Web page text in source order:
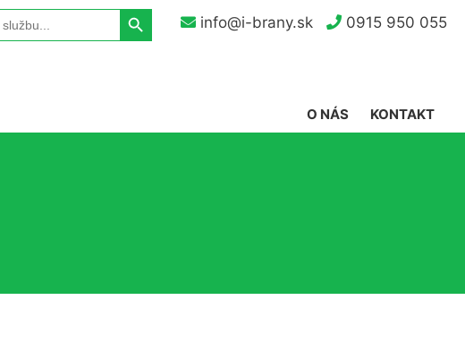
info@i-brany.sk 0915 950 055
Search Button
KONTAKT
O NÁS